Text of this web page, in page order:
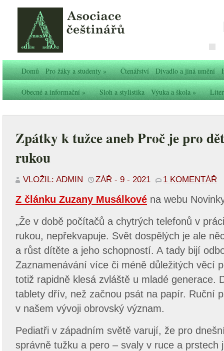
Domů Pro žáky a studenty» Čtenářství Divadlo a jiná umění
Obecné a informační» Sloh a stylistika Výuka a škola»
Zpátky k tužce aneb Proč je pro
rukou
VLOŽIL: ADMIN ZÁŘ - 9 - 2021 1 KOMENTÁŘ
Z článku Zuzany Musálkové na webu
„Že v době počítačů a chytrých telefonů v
rukou, nepřekvapuje. Svět dospělých je ale
a růst dítěte a jeho schopností. A tady bijí
Zaznamenávání více či méně důležitých věcí
totiž rapidně klesá zvláště u mladé generace.
tablety dřív, než začnou psát na papír. Ruční
v našem vývoji obrovský význam.
Pediatři v západním světě varují, že pro
správně tužku a pero – svaly v ruce a prstech